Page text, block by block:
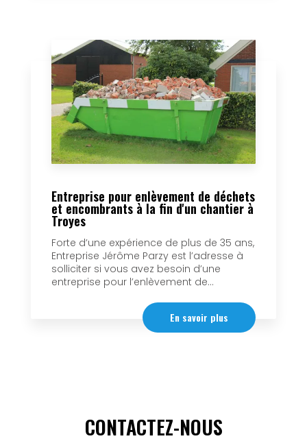
Entreprise pour enlèvement de déchets
et encombrants à la fin d'un chantier à
Troyes
Forte d’une expérience de plus de 35 ans,
Entreprise Jérôme Parzy est l’adresse à
solliciter si vous avez besoin d’une
entreprise pour l’enlèvement de...
En savoir plus
CONTACTEZ-NOUS